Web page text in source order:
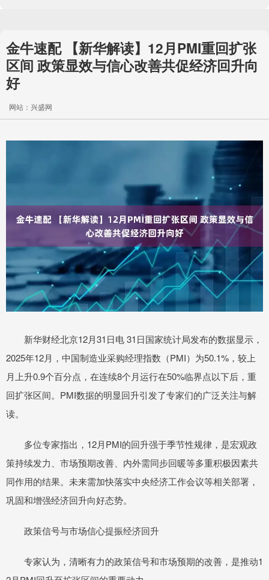
金牛速配 【新华解读】12月PMI重回扩张
区间 政策显效与信心改善共促经济回升向
好
网站：兴盛网
新华财经北京12月31日电 31日国家统计局发布的数据显示，
2025年12月，中国制造业采购经理指数（PMI）为50.1%，较上
月上升0.9个百分点，在连续8个月运行在50%临界点以下后，重
回扩张区间。PMI数据的明显回升引发了专家们的广泛关注与解
读。
多位专家指出，12月PMI的回升强于季节性规律，是宏观政
策持续发力、市场预期改善、内外需同步回暖等多重积极因素共
同作用的结果。未来需加快落实中央经济工作会议等相关部署，
巩固和增强经济回升向好态势。
政策信号与市场信心提振经济回升
专家认为，清晰有力的政策信号和市场预期的改善，是推动1